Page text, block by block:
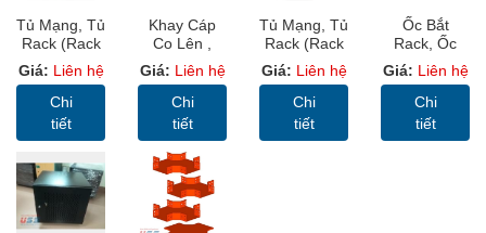
Tủ Mạng, Tủ
Rack (Rack
Cabinet 19”)
USS RACK
36U D1000
Sâu
Giá: Liên hệ
Chi
tiết
Khay Cáp
Co Lên ,
Khay Cáp
Sơn Tĩnh
Điện ( Cable
Tray)
Giá: Liên hệ
Chi
tiết
Tủ Mạng, Tủ
Rack (Rack
Cabinet 19”)
USS RACK
42U D800
Sâu 800mm
Giá: Liên hệ
Chi
tiết
Ốc Bắt
Rack, Ốc
Rack, Ốc
Cài Rack
Giá: Liên hệ
Chi
tiết